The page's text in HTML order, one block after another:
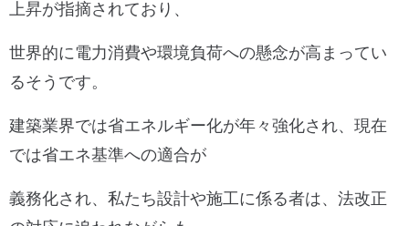
上昇が指摘されており、
世界的に電力消費や環境負荷への懸念が高まってい
るそうです。
建築業界では省エネルギー化が年々強化され、現在
では省エネ基準への適合が
義務化され、 私たち設計や施工に係る者は、法改正